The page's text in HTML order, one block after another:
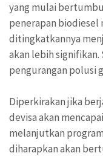
yang mulai
penerapan biodiesel
ditingkatkannya
akan lebih
pengurangan polusi
Diperkirakan jika
devisa akan
melanjutkan
diharapkan akan